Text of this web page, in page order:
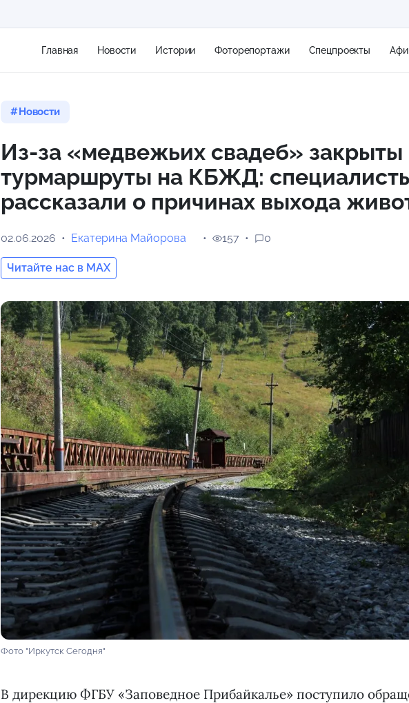
Главная Новости Истории Фоторепортажи Спецпроекты
9 м/с
Новости
Из-за «медвежьих свадеб» закрыты
турмаршруты на КБЖД:
рассказали о причинах выхода
02.06.2026 Екатерина Майорова
Читайте нас в MAX
157 0
Фото "Иркутск Сегодня"
В дирекцию ФГБУ «Заповедное Прибайкалье» поступило